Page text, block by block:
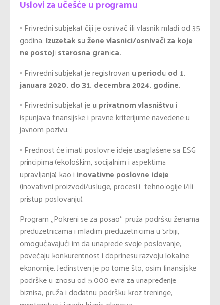
Uslovi za učešće u programu
• Privredni subjekat čiji je osnivač ili vlasnik mlađi od 35
godina. Izuzetak su žene vlasnici/osnivači za koje
ne postoji starosna granica.
• Privredni subjekat je registrovan u periodu od 1.
januara 2020. do 31. decembra 2024. godine.
• Privredni subjekat jeu privatnom vlasništvui
ispunjava finansijske i pravne kriterijume navedene u
javnom pozivu.
• Prednost će imati poslovne ideje usaglašene sa ESG
principima (ekološkim, socijalnim i aspektima
upravljanja) kao i inovativne poslovne ideje
(inovativni proizvodi/usluge, procesi i tehnologije i/ili
pristup poslovanju).
Program „Pokreni se za posao“ pruža podršku ženama
preduzetnicama i mladim preduzetnicima u Srbiji,
omogućavajući im da unaprede svoje poslovanje,
povećaju konkurentnost i doprinesu razvoju lokalne
ekonomije. Jedinstven je po tome što, osim finansijske
podrške u iznosu od 5.000 evra za unapređenje
biznisa, pruža i dodatnu podršku kroz treninge,